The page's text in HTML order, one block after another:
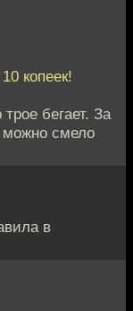
копеек!
бегает. За
можно смело
в